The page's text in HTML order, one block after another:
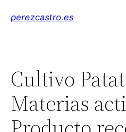
perezcastro.es
Cultivo
Materias